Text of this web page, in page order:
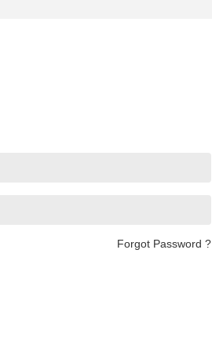
Forgot Password ?